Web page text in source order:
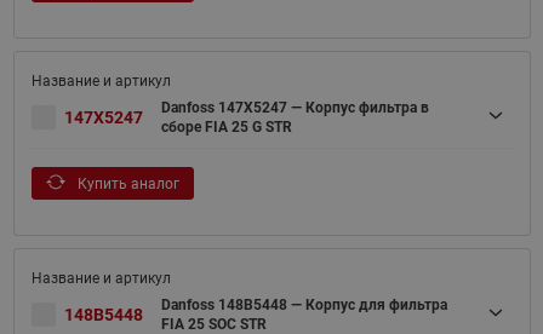
147X5247
Danfoss 147X5247 — Корпус фильтра в
сборе FIA 25 G STR
Купить аналог
148B5448
Danfoss 148B5448 — Корпус для фильтра
FIA 25 SOC STR